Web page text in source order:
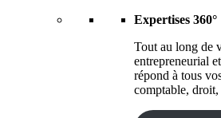
Expertises 360°
Tout au long de
entrepreneurial
répond à tous
comptable, droit,